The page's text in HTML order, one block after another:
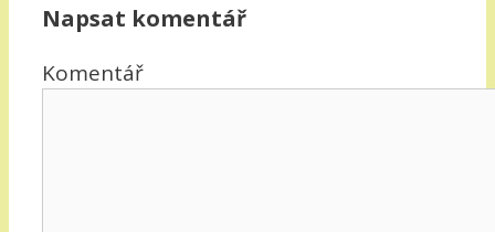
Napsat komentář
Komentář